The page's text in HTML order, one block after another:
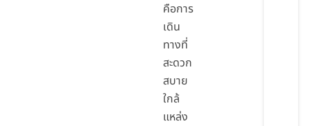
คือการ
เดิน
ทางที่
สะดวก
สบาย
ใกล้
แหล่ง